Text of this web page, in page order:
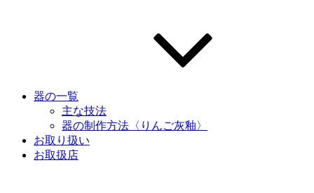
器の一覧
主な技法
器の制作方法〈りんご灰釉〉
お取り扱い
お取扱店